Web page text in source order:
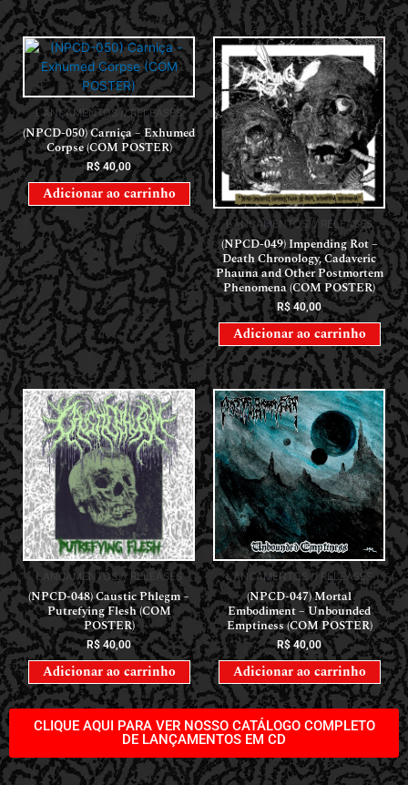
LANÇAMENTOS // RELEASES
(NPCD-050) Carniça – Exhumed
Corpse (COM POSTER)
R$40,00
Adicionar ao carrinho
LANÇAMENTOS // RELEASES
(NPCD-049) Impending Rot –
Death Chronology, Cadaveric
Phauna and Other Postmortem
Phenomena (COM POSTER)
R$40,00
Adicionar ao carrinho
LANÇAMENTOS // RELEASES
(NPCD-048) Caustic Phlegm –
Putrefying Flesh (COM
POSTER)
R$ 40,00
Adicionar ao carrinho
LANÇAMENTOS // RELEASES
(NPCD-047) Mortal
Embodiment – Unbounded
Emptiness (COM POSTER)
R$40,00
Adicionar ao carrinho
CLIQUE AQUI PARA VER NOSSO CATÁLOGO COMPLETO
DE LANÇAMENTOS EM CD